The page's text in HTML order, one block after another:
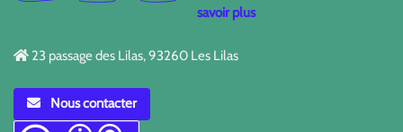
savoir plus
23 passage des Lilas, 93260 Les Lilas
Nous contacter